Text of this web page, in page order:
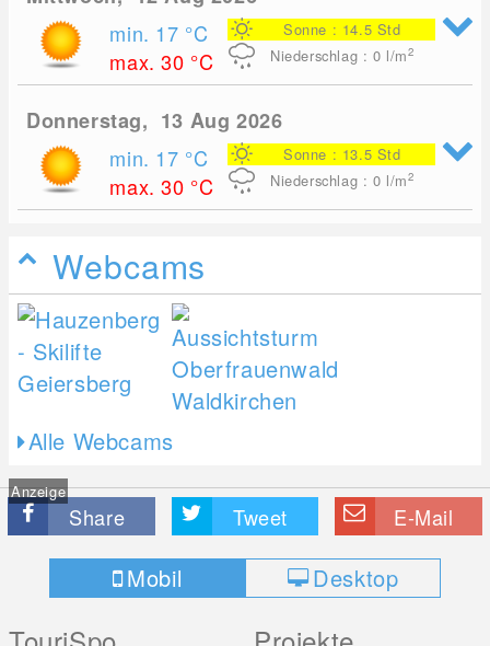
min. 17 °C
max. 30 °C
Sonne : 14.5 Std
Niederschlag : 0 l/m2
Donnerstag, 13 Aug 2026
min. 17 °C
max. 30 °C
Sonne : 13.5 Std
Niederschlag : 0 l/m2
Webcams
Alle Webcams
Anzeige
Share Tweet E-Mail
Mobil Desktop